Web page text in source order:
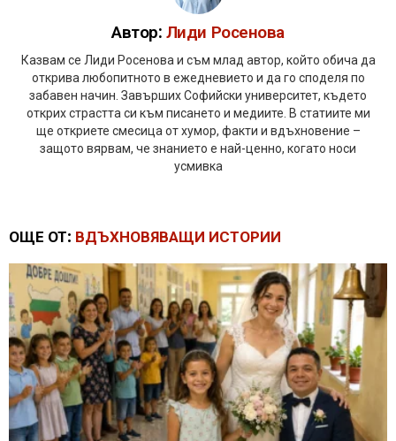
Автор:Лиди Росенова
Казвам се Лиди Росенова и съм млад автор, който обича да
открива любопитното в ежедневието и да го споделя по
забавен начин. Завърших Софийски университет, където
открих страстта си към писането и медиите. В статиите ми
ще откриете смесица от хумор, факти и вдъхновение –
защото вярвам, че знанието е най-ценно, когато носи
усмивка
ОЩЕ ОТ: ВДЪХНОВЯВАЩИ ИСТОРИИ